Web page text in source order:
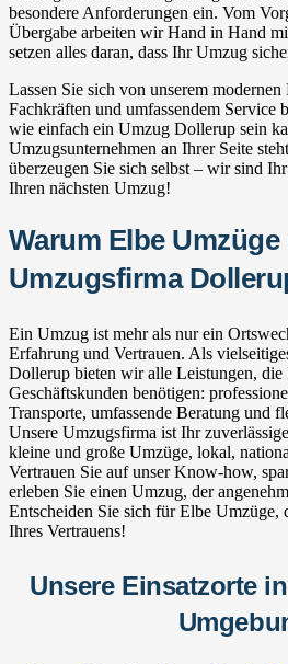
besondere Anforderungen ein. Vom
Übergabe arbeiten wir Hand in Hand
setzen alles daran, dass Ihr Umzug
Lassen Sie sich von unserem
Fachkräften und umfassendem Service
wie einfach ein Umzug Dollerup sein
Umzugsunternehmen an Ihrer Seite
überzeugen Sie sich selbst – wir sind
Ihren nächsten Umzug!
Warum Elbe
Umzugsfirma
Ein Umzug ist mehr als nur ein
Erfahrung und Vertrauen. Als
Dollerup bieten wir alle Leistungen, die
Geschäftskunden benötigen:
Transporte, umfassende Beratung und
Unsere Umzugsfirma ist Ihr
kleine und große Umzüge, lokal,
Vertrauen Sie auf unser Know-how,
erleben Sie einen Umzug, der
Entscheiden Sie sich für Elbe Umzüge,
Ihres Vertrauens!
Unsere Einsatzorte